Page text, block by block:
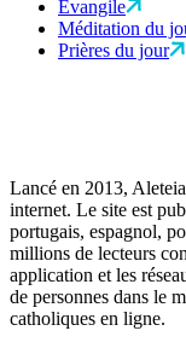
Évangile
Méditation du
Prières du jour
Lancé en 2013,
internet. Le site est
portugais, espagnol,
millions de lecteurs
application et les
de personnes dans le
catholiques en ligne.